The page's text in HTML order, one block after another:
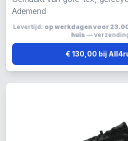
Ademend
Levertijd: op werkdagen voor
huis—
€ 130,00 bij